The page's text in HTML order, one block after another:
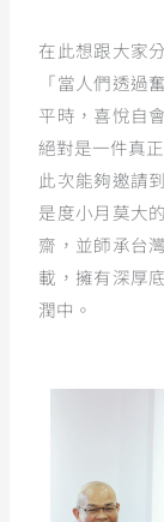
在此想跟大家
「當人們透過
平時，喜悅自
絕對是一件真
此次能夠邀請
是度小月莫大
齋，並師承台
載，擁有深厚
潤中。